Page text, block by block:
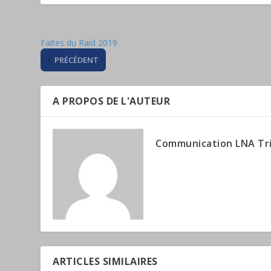
Faites du Raid 2019
PRÉCÉDENT
A PROPOS DE L'AUTEUR
Communication LNA
ARTICLES SIMILAIRES